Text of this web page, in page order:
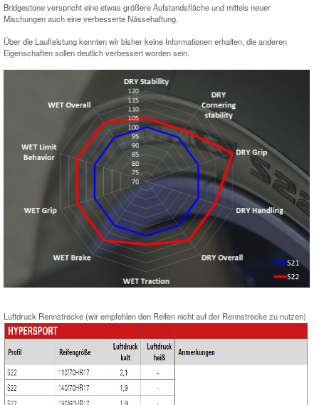
Bridgestone verspricht eine etwas größere Aufstandsfläche und mittels neuer
Mischungen auch eine verbesserte Nässehaftung.
Über die Laufleistung konnten wir bisher keine Informationen erhalten, die anderen
Eigenschaften sollen deutlich verbessert worden sein.
Luftdruck Rennstrecke (wir empfehlen den Reifen nicht auf der Rennstrecke zu nutzen)